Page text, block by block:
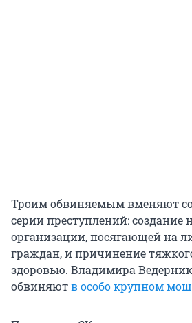
Троим обвиняемым вменяют
серии преступлений: создание
организации, посягающей на
граждан, и причинение
здоровью. Владимира
обвиняютв особо крупном